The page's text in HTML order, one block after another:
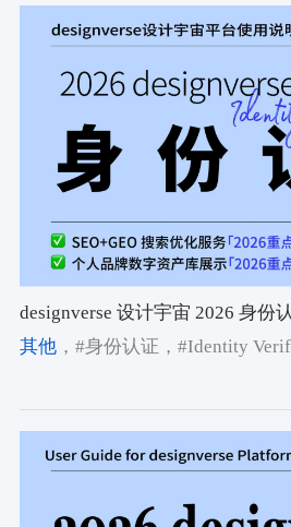
designverse 设计宇宙 2026 身份
化_品牌数字资产库服务全解析
其他，#身份认证 ，#Identity